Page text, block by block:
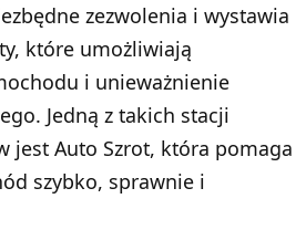
zezwolenia i wystawia
które umożliwiają
i unieważnienie
Jedną z takich stacji
jest Auto Szrot, która pomaga
szybko, sprawnie i